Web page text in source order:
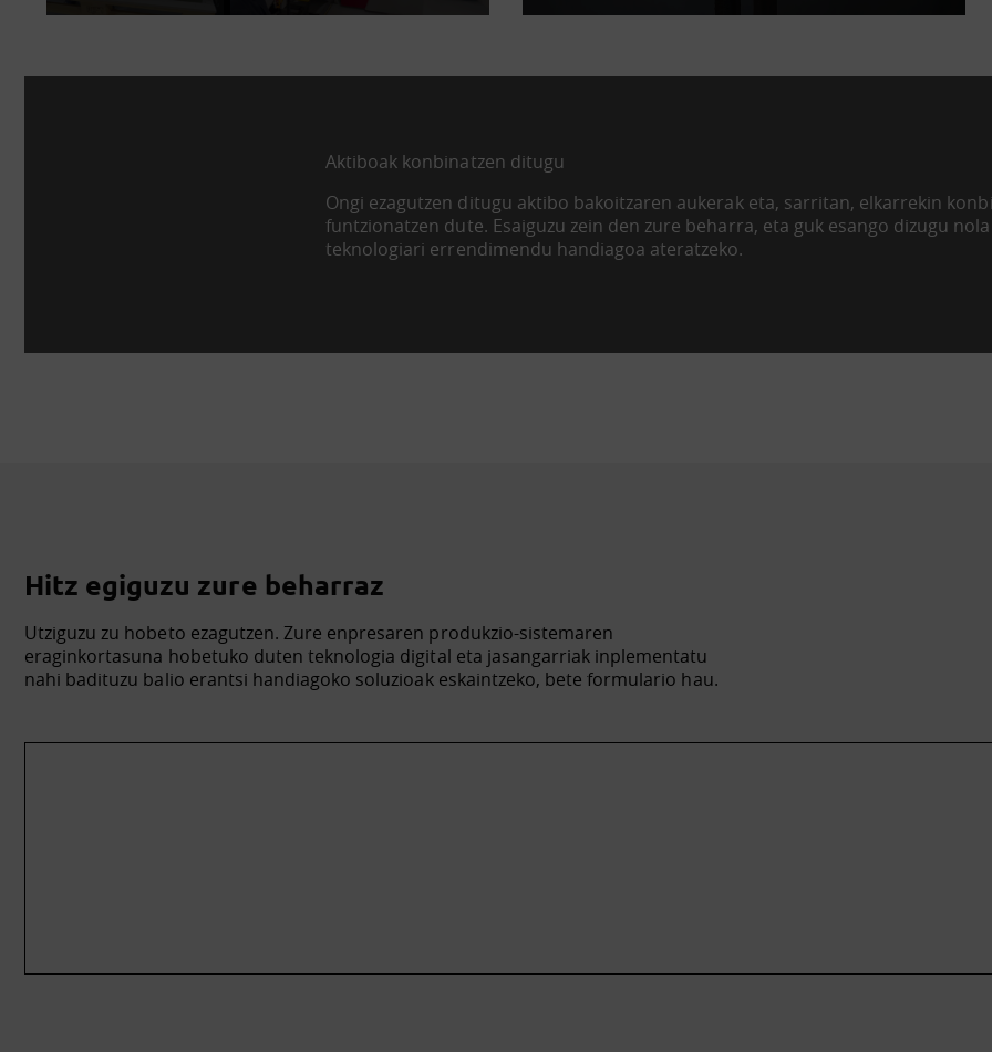
Aktiboak konbinatzen ditugu
Ongi ezagutzen ditugu aktibo bakoitzaren aukerak eta, sarritan, elkarrekin
funtzionatzen dute. Esaiguzu zein den zure beharra, eta guk esango dizugu
teknologiari errendimendu handiagoa ateratzeko.
Hitz egiguzu zure beharraz
Utziguzu zu hobeto ezagutzen. Zure enpresaren produkzio-sistemaren
eraginkortasuna hobetuko duten teknologia digital eta jasangarriak inplementatu
nahi badituzu balio erantsi handiagoko soluzioak eskaintzeko, bete formulario hau.